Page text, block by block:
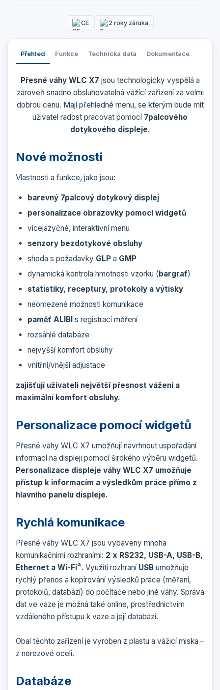
CE 2 roky záruka
Přehled Funkce Technická data Dokumentace
Přesné váhy WLC X7 jsou technologicky vyspělá a
zároveň snadno obsluhovatelná vážící zařízení za velmi
dobrou cenu. Mají přehledné menu, se kterým bude mít
uživatel radost pracovat pomocí 7palcového
dotykového displeje.
Nové možnosti
Vlastnosti a funkce, jako jsou:
barevný 7palcový dotykový displej
personalizace obrazovky pomocí widgetů
vícejazyčné, interaktivní menu
senzory bezdotykové obsluhy
shoda s požadavky GLP a GMP
dynamická kontrola hmotnosti vzorku (bargraf)
statistiky, receptury, protokoly a výtisky
neomezené možnosti komunikace
paměť ALIBI s registrací měření
rozsáhlé databáze
nejvyšší komfort obsluhy
vnitřní/vnější adjustace
zajišťují uživateli největší přesnost vážení a
maximální komfort obsluhy.
Personalizace pomocí widgetů
Přesné váhy WLC X7 umožňují navrhnout uspořádání
informací na displeji pomocí širokého výběru widgetů.
Personalizace displeje váhy WLC X7 umožňuje
přístup k informacím a výsledkům práce přímo z
hlavního panelu displeje.
Rychlá komunikace
Přesné váhy WLC X7 jsou vybaveny mnoha
komunikačními rozhraními: 2 x RS232, USB-A, USB-B,
Ethernet a Wi-Fi®. Využití rozhraní USB umožňuje
rychlý přenos a kopírování výsledků práce (měření,
protokolů, databází) do počítače nebo jiné váhy. Správa
dat ve váze je možná také online, prostřednictvím
vzdáleného přístupu k váze a její databázi.
Obal těchto zařízení je vyroben z plastu a vážicí miska –
z nerezové oceli.
Databáze